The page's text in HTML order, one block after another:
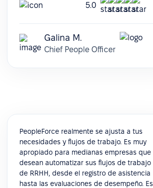
5.0
Galina M.
Chief People Officer
PeopleForce realmente se ajusta a tus
necesidades y flujos de trabajo. Es muy
apropiado para medianas empresas que
desean automatizar sus flujos de trabajo
de RRHH, desde el registro de asistencia
hasta las evaluaciones de desempeño. Es